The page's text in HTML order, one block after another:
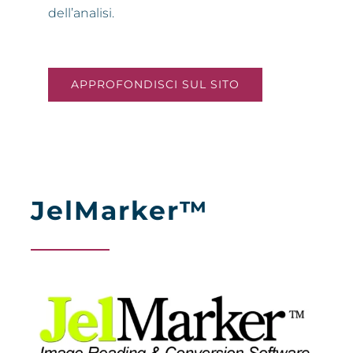
dell’analisi.
APPROFONDISCI SUL SITO
JelMarker™